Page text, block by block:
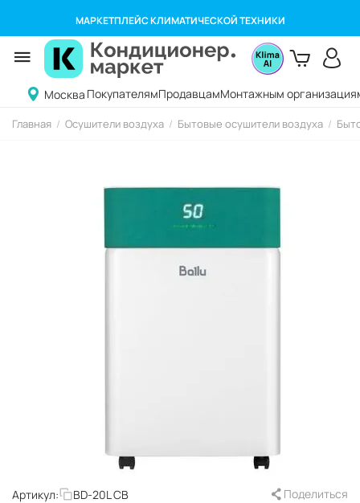
МАРКЕТПЛЕЙС КЛИМАТИЧЕСКОЙ ТЕХНИКИ
Москва ПокупателямПродавцамМонтажным
Главная / Осушители воздуха / Бытовые осушители воздуха /
Артикул: BD-20L CB Поделиться